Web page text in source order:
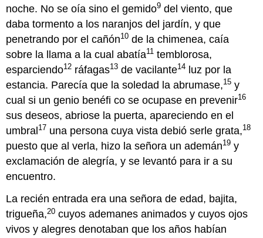
noche. No se oía sino el gemido9 del viento, que
daba tormento a los naranjos del jardín, y que
penetrando por el cañón10 de la chimenea, caía
sobre la llama a la cual abatía11 temblorosa,
esparciendo12 ráfagas13 de vacilante14 luz por la
estancia. Parecía que la soledad la abrumase,15 y
cual si un genio benéfi co se ocupase en prevenir16
sus deseos, abriose la puerta, apareciendo en el
umbral17 una persona cuya vista debió serle grata,18
puesto que al verla, hizo la señora un ademán19 y
exclamación de alegría, y se levantó para ir a su
encuentro.
La recién entrada era una señora de edad, bajita,
trigueña,20 cuyos ademanes animados y cuyos ojos
vivos y alegres denotaban que los años habían